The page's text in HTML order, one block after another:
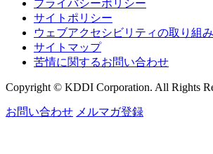
プライバシーポリシー
サイトポリシー
ウェブアクセシビリティの取り組
サイトマップ
苦情に関するお問い合わせ
Copyright © KDDI Corporation. All Rights
お問い合わせ メルマガ登録